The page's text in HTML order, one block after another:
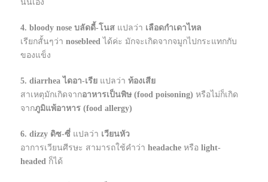
นั่นเอง
4. bloody nose บลัดดี้-โนส แปลว่า เลือดกำเดาไหล
เรียกสั้นๆว่า nosebleed ได้ค่ะ มักจะเกิดจากจมูกไปกระแทกกับ
ของแข็ง
5. diarrhea ไดอา-เรีย แปลว่า ท้องเสีย
สาเหตุมักเกิดจากอาหารเป็นพิษ (food poisoning) หรือไม่ก็เกิด
จากภูมิแพ้อาหาร (food allergy)
6. dizzy ดิซ-ซี่ แปลว่า เวียนหัว
อาการเวียนศีรษะ สามารถใช้คำว่า headache หรือ light-
headed ก็ได้